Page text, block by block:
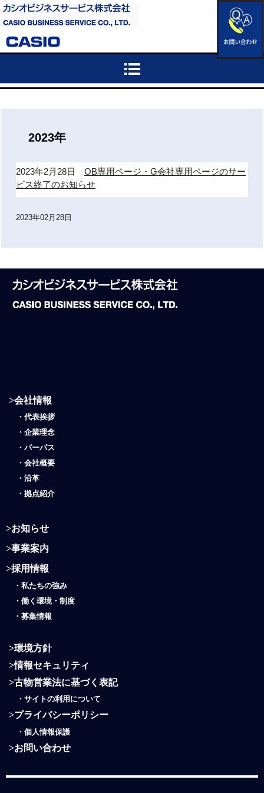
2023年
2023年2月28日 OB専用ページ・G会社専用ページのサー
ビス終了のお知らせ
2023年02月28日
>会社情報
・ 代表挨拶
・ 企業理念
・ パーパス
・ 会社概要
・ 沿革
・ 拠点紹介
>お知らせ
>事業案内
>採用情報
・ 私たちの強み
・働く環境・制度
・ 募集情報
>環境方針
>情報セキュリティ
>古物営業法に基づく表記
・ サイトの利用について
>プライバシーポリシー
・ 個人情報保護
>お問い合わせ